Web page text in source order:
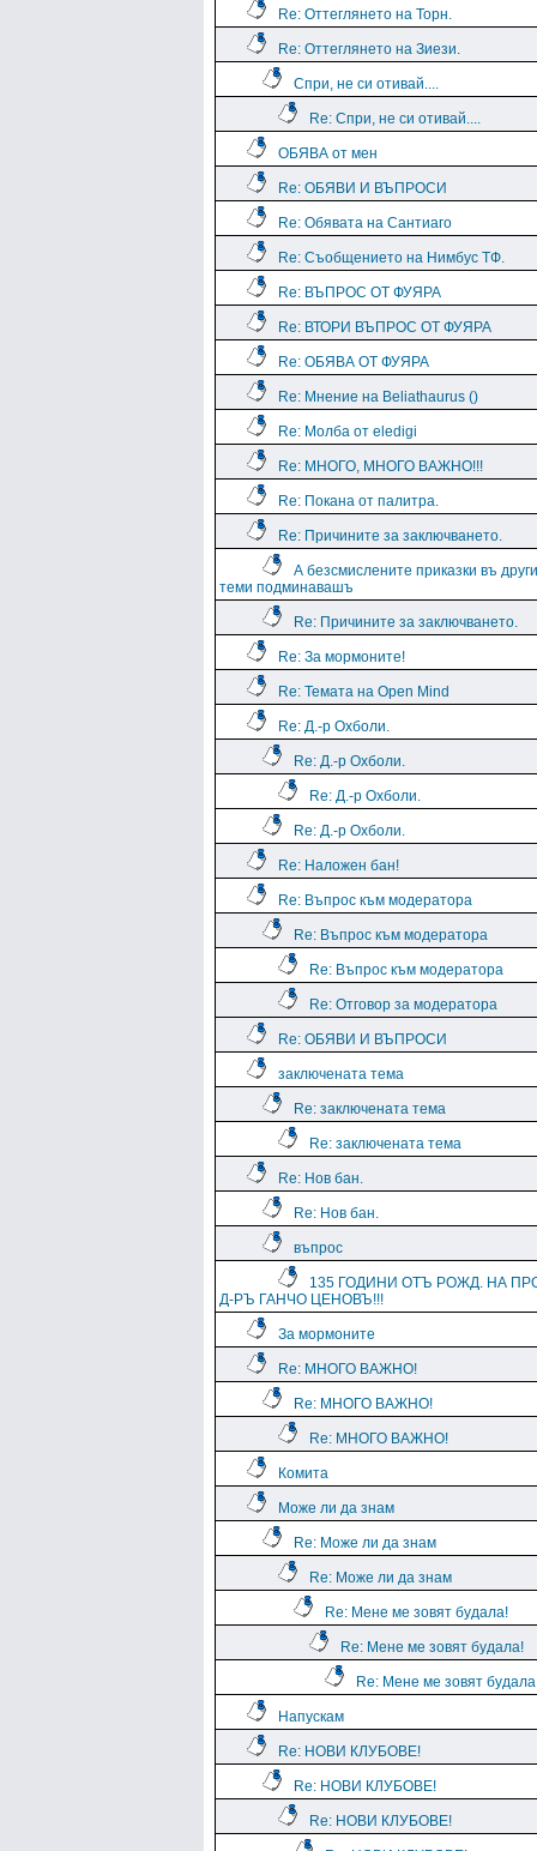
Re: Оттеглянето на Торн.
Re: Оттеглянето на Зиези.
Спри, не си отивай....
Re: Спри, не си отивай....
ОБЯВА от мен
Re: ОБЯВИ И ВЪПРОСИ
Re: Обявата на Сантиаго
Re: Съобщението на Нимбус ТФ.
Re: ВЪПРОС ОТ ФУЯРА
Re: ВТОРИ ВЪПРОС ОТ ФУЯРА
Re: ОБЯВА ОТ ФУЯРА
Re: Мнение на Beliathaurus ()
Re: Молба от eledigi
Re: МНОГО, МНОГО ВАЖНО!!!
Re: Покана от палитра.
Re: Причините за заключването.
А безсмислените приказки въ други
теми подминавашъ
Re: Причините за заключването.
Re: За мормоните!
Re: Темата на Open Mind
Re: Д.-р Охболи.
Re: Д.-р Охболи.
Re: Д.-р Охболи.
Re: Д.-р Охболи.
Re: Наложен бан!
Re: Въпрос към модератора
Re: Въпрос към модератора
Re: Въпрос към модератора
Re: Отговор за модератора
Re: ОБЯВИ И ВЪПРОСИ
заключената тема
Re: заключената тема
Re: заключената тема
Re: Нов бан.
Re: Нов бан.
въпрос
135 ГОДИНИ ОТЪ РОЖД. НА
Д-РЪ ГАНЧО ЦЕНОВЪ!!!
За мормоните
Re: МНОГО ВАЖНО!
Re: МНОГО ВАЖНО!
Re: МНОГО ВАЖНО!
Комита
Може ли да знам
Re: Може ли да знам
Re: Може ли да знам
Re: Мене ме зовят будала!
Re: Мене ме зовят будала!
Re: Мене ме зовят
Напускам
Re: НОВИ КЛУБОВЕ!
Re: НОВИ КЛУБОВЕ!
Re: НОВИ КЛУБОВЕ!